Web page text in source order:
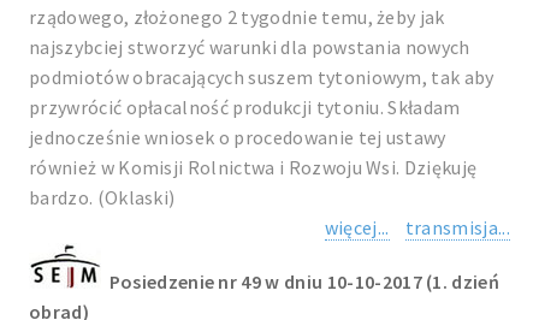
rządowego, złożonego 2 tygodnie temu, żeby jak
najszybciej stworzyć warunki dla powstania nowych
podmiotów obracających suszem tytoniowym, tak aby
przywrócić opłacalność produkcji tytoniu. Składam
jednocześnie wniosek o procedowanie tej ustawy
również w Komisji Rolnictwa i Rozwoju Wsi. Dziękuję
bardzo. (Oklaski)
więcej...
transmisja...
Posiedzenie nr 49 w dniu 10-10-2017 (1. dzień
obrad)